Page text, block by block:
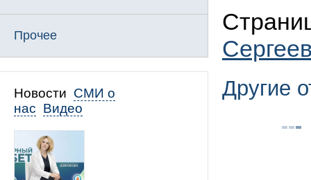
Прочее
Новости СМИ о
нас Видео
Другие